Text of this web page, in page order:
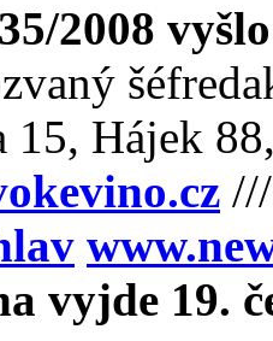
2008
15, Hájek
vyjde 19.